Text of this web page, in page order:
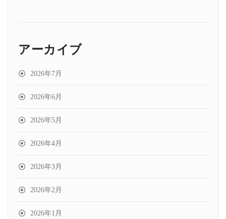
アーカイブ
2026年7月
2026年6月
2026年5月
2026年4月
2026年3月
2026年2月
2026年1月